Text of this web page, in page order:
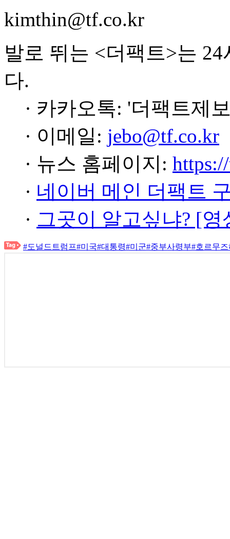
kimthin@tf.co.kr
발로 뛰는 <더팩트>는
다.
· 카카오톡: '더팩트제
· 이메일: jebo@tf.co.kr
· 뉴스 홈페이지:
· 네이버 메인 더팩트
· 그곳이 알고싶냐? [
#도널드트럼프#미국#대통령#미군#중부사령부#호르무